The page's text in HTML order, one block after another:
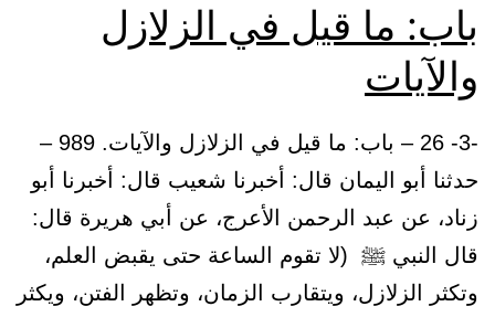
باب: ما قيل في الزلازل
والآيات
-3- 26 – باب: ما قيل في الزلازل والآيات. 989 –
حدثنا أبو اليمان قال: أخبرنا شعيب قال: أخبرنا أبو
زناد، عن عبد الرحمن الأعرج، عن أبي هريرة قال:
قال النبي ﷺ (لا تقوم الساعة حتى يقبض العلم،
وتكثر الزلازل، ويتقارب الزمان، وتظهر الفتن، ويكثر